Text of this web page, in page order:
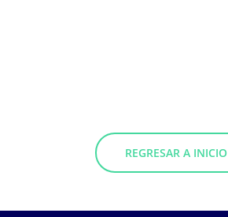
REGRESAR A INICIO